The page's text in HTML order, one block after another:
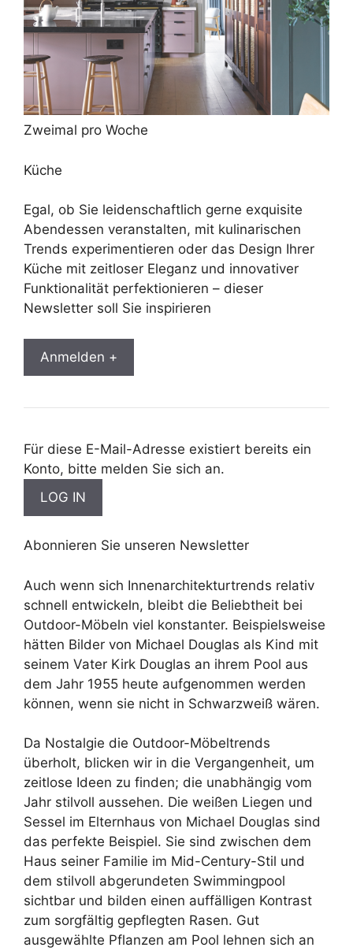
Zweimal pro Woche
Küche
Egal, ob Sie leidenschaftlich gerne exquisite
Abendessen veranstalten, mit kulinarischen
Trends experimentieren oder das Design Ihrer
Küche mit zeitloser Eleganz und innovativer
Funktionalität perfektionieren – dieser
Newsletter soll Sie inspirieren
Anmelden +
Für diese E-Mail-Adresse existiert bereits ein
Konto, bitte melden Sie sich an.
Abonnieren Sie unseren Newsletter
Auch wenn sich Innenarchitekturtrends relativ
schnell entwickeln, bleibt die Beliebtheit bei
Outdoor-Möbeln viel konstanter. Beispielsweise
hätten Bilder von Michael Douglas als Kind mit
seinem Vater Kirk Douglas an ihrem Pool aus
dem Jahr 1955 heute aufgenommen werden
können, wenn sie nicht in Schwarzweiß wären.
Da Nostalgie die Outdoor-Möbeltrends
überholt, blicken wir in die Vergangenheit, um
zeitlose Ideen zu finden; die unabhängig vom
Jahr stilvoll aussehen. Die weißen Liegen und
Sessel im Elternhaus von Michael Douglas sind
das perfekte Beispiel. Sie sind zwischen dem
Haus seiner Familie im Mid-Century-Stil und
dem stilvoll abgerundeten Swimmingpool
sichtbar und bilden einen auffälligen Kontrast
zum sorgfältig gepflegten Rasen. Gut
ausgewählte Pflanzen am Pool lehnen sich an